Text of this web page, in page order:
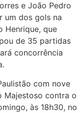
e João Pedro
um dos gols na
Henrique, que
de 35 partidas
concorrência
com nove
Majestoso contra o
às 18h30, no